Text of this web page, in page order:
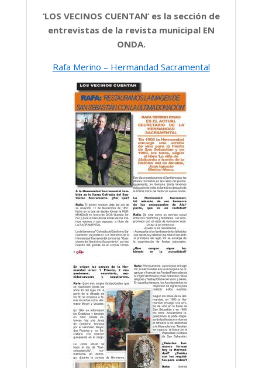
‘LOS VECINOS CUENTAN’ es la sección de
entrevistas de la revista municipal EN
ONDA.
Rafa Merino – Hermandad Sacramental